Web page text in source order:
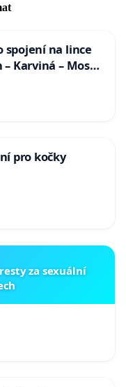
spojení na lince
Karviná – Mosty
pro kočky
za sexuální